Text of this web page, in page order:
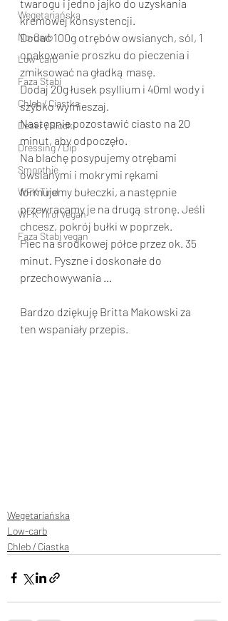
Wegetariańska
No-Carb
Low-carb
Faza Stabi
Chleb / Ciastka
Deser / Słodki
Dressing / Dip
Smoothie
WFK Tirol
WFK Tirol Vegan
Faza Stabi vegan
twarogu i jedno jajko do uzyskania
kremowej konsystencji.
Dodać 100g otrębów owsianych, sól, 1
opakowanie proszku do pieczenia i
zmiksować na gładką masę.
Dodaj 20g łusek psyllium i 40ml wody i
szybko wymieszaj.
Następnie pozostawić ciasto na 20
minut, aby odpoczęło.
Na blachę posypujemy otrębami
owsianymi i mokrymi rękami
formujemy bułeczki, a następnie
przewracamy je na drugą stronę. Jeśli
chcesz, pokrój bułki w poprzek.
Piec na środkowej półce przez ok. 35
minut. Pyszne i doskonałe do
przechowywania ...
Bardzo dziękuję Britta Makowski za
ten wspaniały przepis.
Wegetariańska
Low-carb
Chleb / Ciastka